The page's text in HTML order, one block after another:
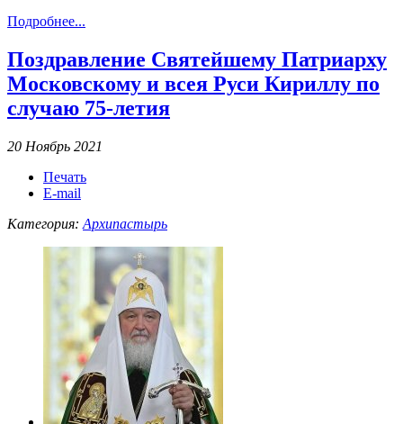
Подробнее...
Поздравление Святейшему Патриарху
Московскому и всея Руси Кириллу по
случаю 75-летия
20 Ноябрь 2021
Печать
E-mail
Категория: Архипастырь